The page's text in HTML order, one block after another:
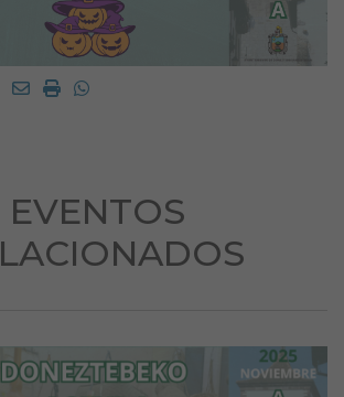
Twitter
EmailImprimirWhatsapp
EVENTOS